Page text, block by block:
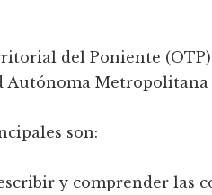
del Poniente
Autónoma
son:
y comprender las